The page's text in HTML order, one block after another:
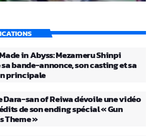
in Abyss: Mezameru Shinpi
bande-annonce, son casting et sa
principale
Dara-san of Reiwa dévoile une vidéo
de son ending spécial « Gun
Theme »